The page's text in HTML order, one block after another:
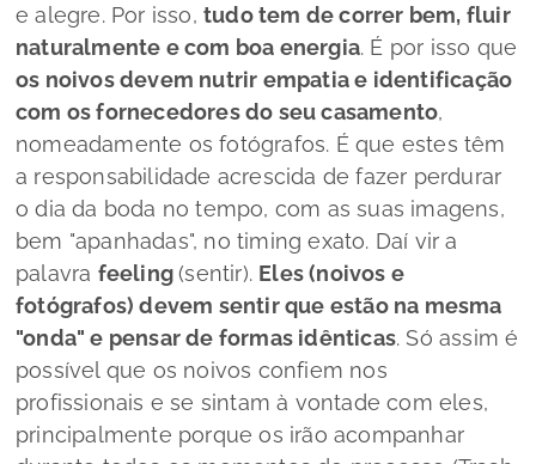
e alegre. Por isso, tudo tem de correr bem, fluir
naturalmente e com boa energia. É por isso que
os noivos devem nutrir empatia e identificação
com os fornecedores do seu casamento,
nomeadamente os fotógrafos. É que estes têm
a responsabilidade acrescida de fazer perdurar
o dia da boda no tempo, com as suas imagens,
bem "apanhadas", no timing exato. Daí vir a
palavra feeling(sentir). Eles (noivos e
fotógrafos) devem sentir que estão na mesma
"onda" e pensar de formas idênticas. Só assim é
possível que os noivos confiem nos
profissionais e se sintam à vontade com eles,
principalmente porque os irão acompanhar